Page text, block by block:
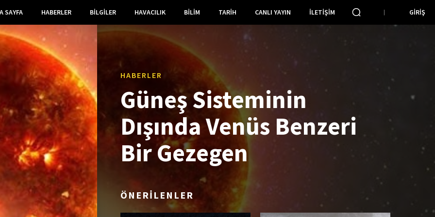
SAYFA HABERLER BILGILER HAVACILIK BILIM TARIH CANLI YAYIN İLETIŞIM GIRIŞ
HABERLER
Güneş Sisteminin
Dışında Venüs Benzeri
Bir Gezegen
ÖNERİLENLER